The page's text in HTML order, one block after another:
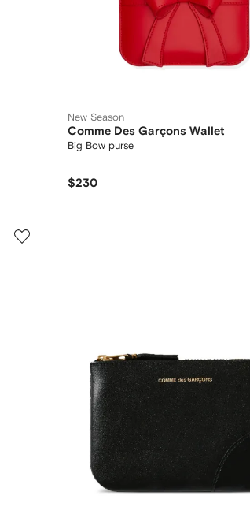
New Season
Comme Des Garçons Wallet
Big Bow purse
$230